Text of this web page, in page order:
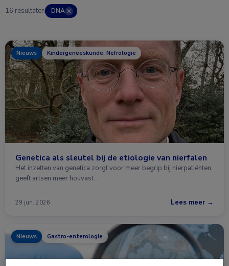
16 resultaten DNA ✕
Nieuws Kindergeneeskunde, Nefrologie
Genetica als sleutel bij de etiologie van nierfalen
Het inzetten van genetica zorgt voor meer begrip bij nierpatiënten,
geeft artsen meer houvast …
29 jun. 2026 Lees meer →
Nieuws Gastro-enterologie